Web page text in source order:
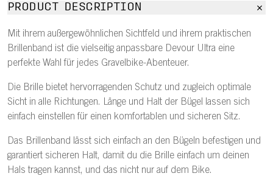
PRODUCT DESCRIPTION
Mit ihrem außergewöhnlichen Sichtfeld und ihrem praktischen
Brillenband ist die vielseitig anpassbare Devour Ultra eine
perfekte Wahl für jedes Gravelbike-Abenteuer.
Die Brille bietet hervorragenden Schutz und zugleich optimale
Sicht in alle Richtungen. Länge und Halt der Bügel lassen sich
einfach einstellen für einen komfortablen und sicheren Sitz.
Das Brillenband lässt sich einfach an den Bügeln befestigen und
garantiert sicheren Halt, damit du die Brille einfach um deinen
Hals tragen kannst, und das nicht nur auf dem Bike.